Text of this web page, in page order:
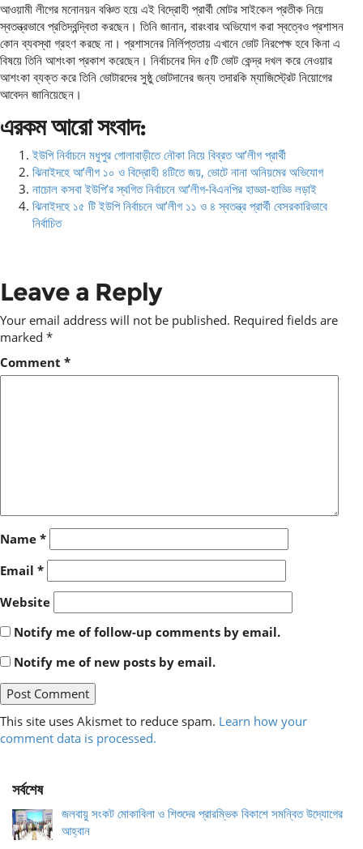
আওয়ামী লীগের মনোনয়ন বঞ্চিত হয়ে এই বিদ্রোহী প্রার্থী মোটর সাইকেল প্রতীক নিয়ে
স্বতন্ত্রভাবে প্রতিদ্বন্দ্বিতা করছেন। তিনি জানান, বারংবার অভিযোগ করা স্বত্বেও প্রশাসন
কোন ব্যবস্থা গ্রহণ করছে না। প্রশাসনের নির্লিপ্ততায় এখানে ভোট নিরপেক্ষ হবে কিনা এ
বিষয়ে তিনি আশংকা প্রকাশ করেছেন। নির্বাচনের দিন ৫টি ভোট কেন্দ্র দখল করে নেওয়ার
আশংকা ব্যক্ত করে তিনি ভোটারদের সুষ্ঠু ভোটদানের জন্য তদারকি ম্যাজিস্ট্রেট নিয়োগের
আবেদন জানিয়েছেন।
এরকম আরো সংবাদ:
ইউপি নির্বাচনে মধুপুর গোলাবাড়ীতে নৌকা নিয়ে বিব্রত আ’লীগ প্রার্থী
ঝিনাইদহে আ’লীগ ১০ ও বিদ্রোহী ৪টিতে জয়, ভোটে নানা অনিয়মের অভিযোগ
নাচোল কসবা ইউপি’র স্থগিত নির্বাচনে আ’লীগ-বিএনপির হাড্ডা-হাড্ডি লড়াই
ঝিনাইদহে ১৫ টি ইউপি নির্বাচনে আ’লীগ ১১ ও ৪ স্বতন্ত্র প্রার্থী বেসরকারিভাবে
নির্বাচিত
Leave a Reply
Your email address will not be published. Required fields are
marked *
Comment *
Name *
Email *
Website
Notify me of follow-up comments by email.
Notify me of new posts by email.
This site uses Akismet to reduce spam. Learn how your
comment data is processed.
সর্বশেষ
জলবায়ু সংকট মোকাবিলা ও শিশুদের প্রারম্ভিক বিকাশে সমন্বিত উদ্যোগের
আহ্বান